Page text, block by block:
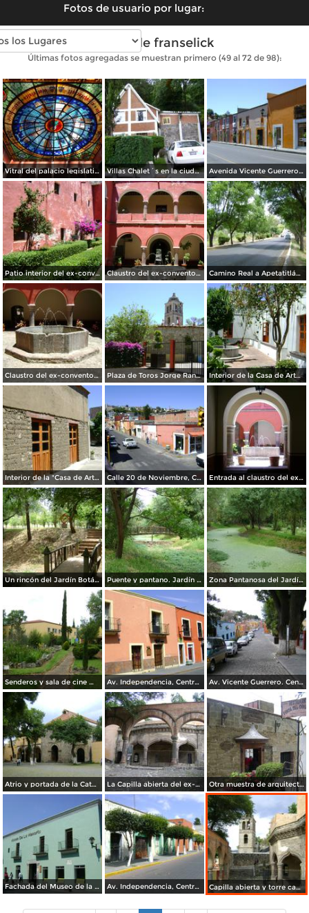
Fotos de usuario por lugar:
Fotos de franselick
Últimas fotos agregadas se muestran primero (49 al 72 de 98):
Vitral del palacio legislativo de Tlaxcala Villas Chalet´s en la ciudad de Tlaxcala. Julio/2012 Avenida Vicente Guerrero. Centro Histórico. Abril/2012
Patio interior del ex-convento de La Asunción. Abril/2012 Claustro del ex-convento de la Asunción (Siglo XVI). Abril/2012 Camino Real a Apetatitlán. Ixtulco. Marzo/2012
Claustro del ex-convento de la Asunción (siglo XVI). Abril/2012 Plaza de Toros Jorge Ranchero Aguilar. Abril/2012 Interior de la Casa de Arte de Tlaxcala. Abril/2012
Interior de la "Casa de Arte" Tlaxcala. Abril/2012 Calle 20 de Noviembre, Centro Histórico. Abril/2012 Entrada al claustro del ex-convento siglo XVI.Tlaxcala. Abril/2012
Un rincón del Jardín Botánico de Tizatlán. Marzo/2012 Puente y pantano. Jardín Botánico de Tizatlán. Marzo/2012 Zona Pantanosa del Jardín Botánico de Tizatlán. Marzo/2012
Senderos y sala de cine Miguel N. Lira, Jardín Botánico de Tizatlán. Abril/2012 Av. Independencia, Centro Histórico de Tlaxcala. Febrero/2012 Av. Vicente Guerrero. Centro Histórico. Tlaxcala. Febrero/2012
Atrio y portada de la Catedral de Tlaxcala. Febrero/2012 La Capilla abierta del ex-convento de la Asunción. Febrero/2012 Otra muestra de arquitectura colonial. Febrero/2012
Fachada del Museo de la Memoria de Tlaxcala. Marzo/2012 Av. Independencia, Centro Histórico. Marzo/2012 Capilla abierta y torre campanario (siglo XVI). Febrero/2012